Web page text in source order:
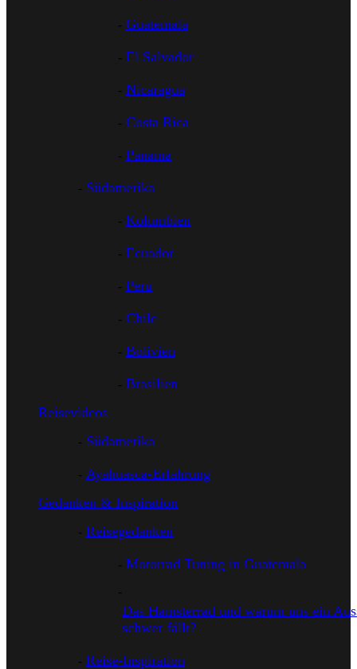
Guatemala
El Salvador
Nicaragua
Costa Rica
Panama
Südamerika
Kolumbien
Ecuador
Peru
Chile
Bolivien
Brasilien
Reisevideos
Südamerika
Ayahuasca-Erfahrung
Gedanken & Inspiration
Reisegedanken
Motorrad Tuning in Guatemala
Das Hamsterrad und warum uns ein
schwer fällt?
Reise-Inspiration